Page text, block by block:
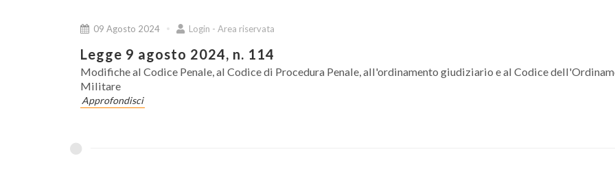
09 Agosto 2024 Login - Area riservata
Legge 9 agosto 2024, n. 114
Modifiche al Codice Penale, al Codice di Procedura Penale, all'ordinamento giudiziario e al Codice
Militare
Approfondisci